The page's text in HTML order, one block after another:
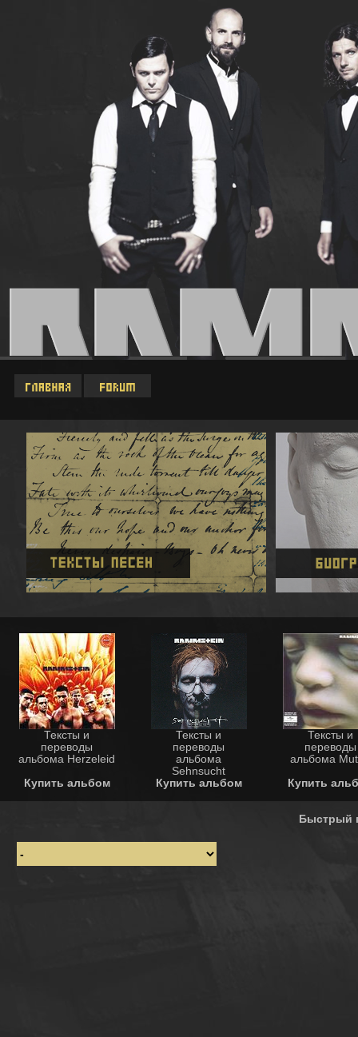
Тексты и
переводы
альбома Herzeleid
Купить альбом
Тексты и
переводы
альбома
Sehnsucht
Купить альбом
Тексты и
переводы
альбома
Купить
Быстрый